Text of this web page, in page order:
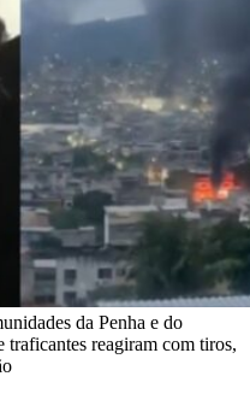
da Penha e do
reagiram com tiros,